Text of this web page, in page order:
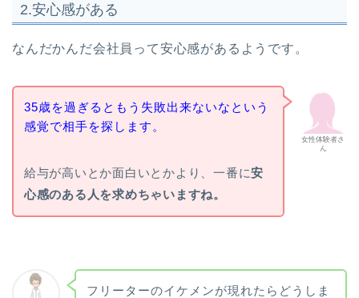
2.安心感がある
なんだかんだ会社員って安心感があるようです。
女性体験者さ
ん
35歳を過ぎるともう失敗出来ないなという
感覚で相手を探します。
給与が高いとか面白いとかより、一番に安
心感のある人を求めちゃいますね。
フリーターのイケメンが現れたらどうしま